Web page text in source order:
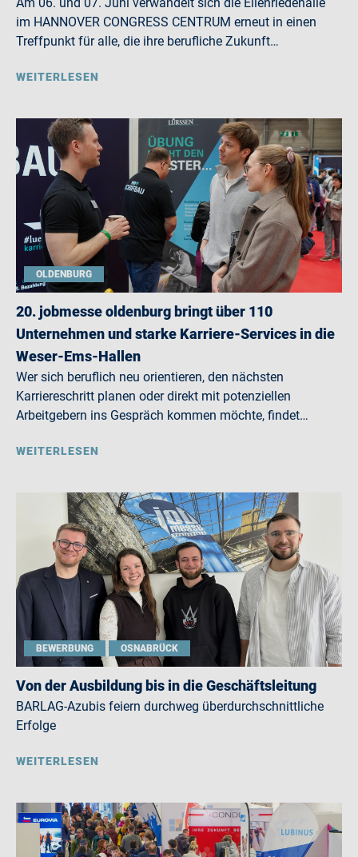
im HANNOVER CONGRESS CENTRUM erneut in einen
Treffpunkt für alle, die ihre berufliche Zukunft…
WEITERLESEN
OLDENBURG
20. jobmesse oldenburg bringt über 110
Unternehmen und starke Karriere-Services in die
Weser-Ems-Hallen
Wer sich beruflich neu orientieren, den nächsten
Karriereschritt planen oder direkt mit potenziellen
Arbeitgebern ins Gespräch kommen möchte, findet…
WEITERLESEN
BEWERBUNG OSNABRÜCK
Von der Ausbildung bis in die Geschäftsleitung
BARLAG-Azubis feiern durchweg überdurchschnittliche
Erfolge
WEITERLESEN